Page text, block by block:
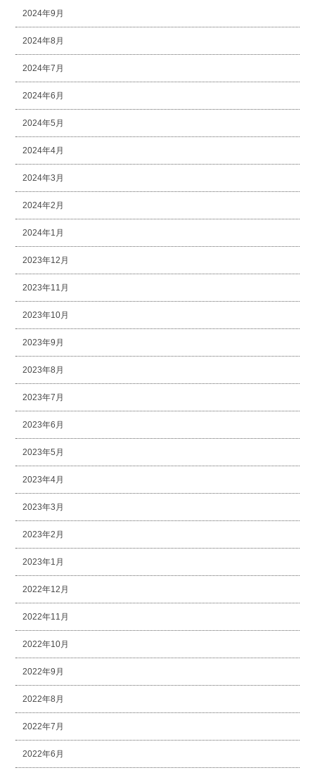
2024年9月
2024年8月
2024年7月
2024年6月
2024年5月
2024年4月
2024年3月
2024年2月
2024年1月
2023年12月
2023年11月
2023年10月
2023年9月
2023年8月
2023年7月
2023年6月
2023年5月
2023年4月
2023年3月
2023年2月
2023年1月
2022年12月
2022年11月
2022年10月
2022年9月
2022年8月
2022年7月
2022年6月